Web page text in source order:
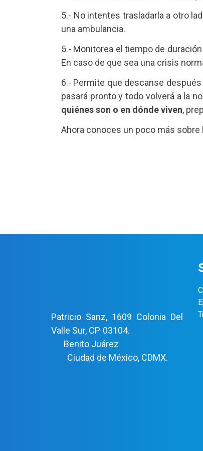
5.- No intentes trasladarla a otro
una ambulancia.
5.- Monitorea el tiempo de
En caso de que sea una crisis
6.- Permite que descanse
pasará pronto y todo volverá a la
quiénes son o en dónde viven,
Ahora conoces un poco más sobre
Patricio Sanz, 1609 Colonia Del
Valle Sur, CP 03104.
Benito Juárez
Ciudad de México, CDMX.